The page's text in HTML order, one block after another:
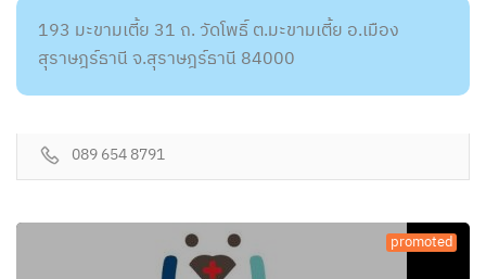
193 มะขามเตี้ย 31 ถ. วัดโพธิ์ ต.มะขามเตี้ย อ.เมือง
สุราษฎร์ธานี จ.สุราษฎร์ธานี 84000
089 654 8791
promoted